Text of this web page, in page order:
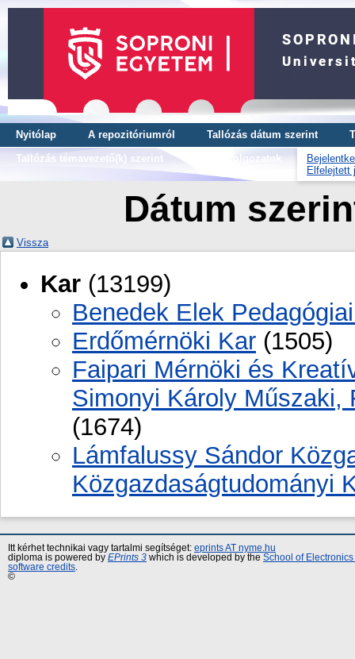
Nyitólap A repozitóriumról Tallózás dátum szerint
Tallózás témavezető(k) szerint
OTDK dolgozatok
Elfelejtett
Dátum
Vissza
Kar (13199)
Benedek Elek
Erdőmérnöki Kar (1505)
Faipari Mérnöki és
Simonyi Károly Műszaki,
(1674)
Lámfalussy Sándor
Közgazdaságtudományi
Itt kérhet technikai vagy tartalmi segítséget: eprints AT nyme.hu
diploma is powered by EPrints 3 which is developed by the School of
software credits
©